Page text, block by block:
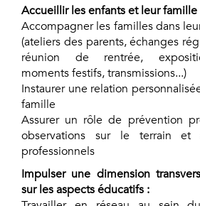
Accueillir les enfants et leur famille
Accompagner les familles dans
(ateliers des parents, échanges
réunion de rentrée,
moments festifs, transmissions...)
Instaurer une relation
famille
Assurer un rôle de prévention
observations sur le terrain et
professionnels
Impulser une dimension
sur les aspects éducatifs :